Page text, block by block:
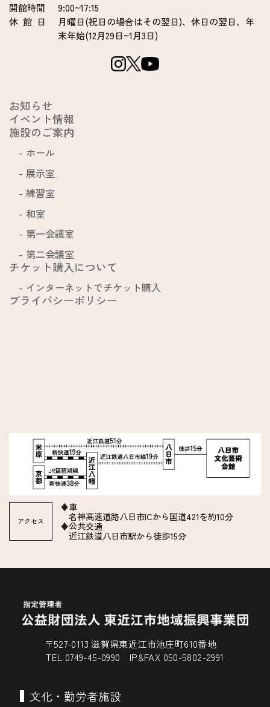
開館時間
9:00~17:15
休 館 日
月曜日(祝日の場合はその翌日)、 休日の翌日、年
末年始(12月29日~1月3日)
お知らせ
イベント情報
施設のご案内
ホール
展示室
練習室
和室
第一会議室
第二会議室
チケット購入について
インターネットでチケット購入
プライバシーポリシー
アクセス
♦車
名神高速道路八日市ICから国道421を約10分
♦公共交通
近江鉄道八日市駅から徒歩15分
〒527-0113 滋賀県東近江市池庄町610番地
TEL 0749-45-0990 IP&FAX 050-5802-2991
文化・勤労者施設